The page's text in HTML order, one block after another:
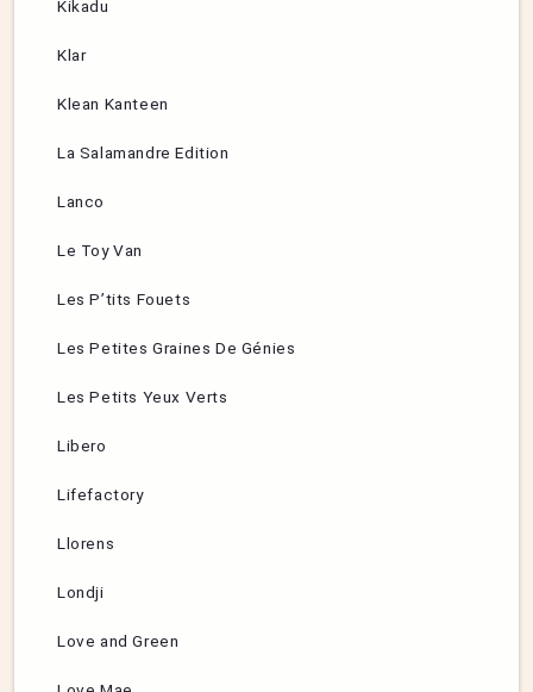
Kikadu
Klar
Klean Kanteen
La Salamandre Edition
Lanco
Le Toy Van
Les P’tits Fouets
Les Petites Graines De Génies
Les Petits Yeux Verts
Libero
Lifefactory
Llorens
Londji
Love and Green